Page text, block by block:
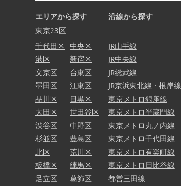
エリアから探す
東京23区
千代田区
港区
文京区
墨田区
品川区
大田区
渋谷区
杉並区
北区
板橋区
足立区
中央区
新宿区
台東区
江東区
目黒区
世田谷区
中野区
豊島区
荒川区
練馬区
葛飾区
沿線から探す
JR山手線
JR中央線
JR総武線
JR京浜東北線・根岸線
東京メトロ銀座線
東京メトロ半蔵門線
東京メトロ丸ノ内線
東京メトロ千代田線
東京メトロ有楽町線
東京メトロ日比谷線
都営三田線